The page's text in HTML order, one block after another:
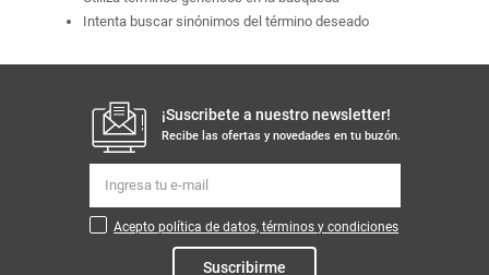
Intenta buscar sinónimos del término deseado
¡Suscribete a nuestro newsletter!
Recibe las ofertas y novedades en tu buzón.
Acepto política de datos, términos y condiciones
Suscribirme